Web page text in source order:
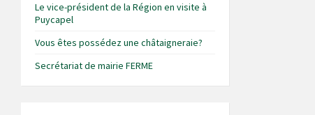
Le vice-président de la Région en visite à
Puycapel
Vous êtes possédez une châtaigneraie?
Secrétariat de mairie FERME